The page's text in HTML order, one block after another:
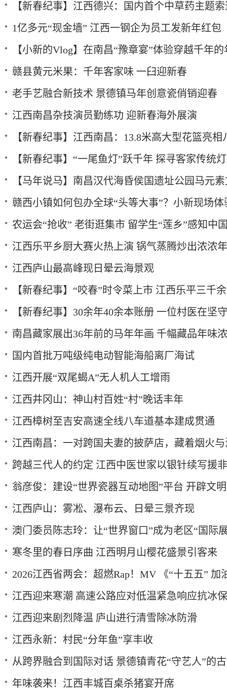
【新春纪事】江西德兴：国内首个中草药主题
1亿多元“现金墙” 江西一钢企为员工发新年红包
【小新的Vlog】在南昌“豫章宴”体验穿越千年
赣县黄元米果：千年客家味 一臼迎新春
老手艺融合新技术 景德镇马年创意瓷俏销迎春
江西南昌杂技演员勤练功 迎新春海外展演
【新春纪事】江西南昌：13.8米高大型花篮亮
【新春纪事】“一尾鱼灯”跃千年 探寻客家传统
【马年说马】南昌汉代海昏侯国遗址公园马元
赣西小镇如何包办全球“头等大事”？小新现场体
农运会“抢收” 老街逛集市 留学生“莲乡”感知中
江西乐平乡厨大赛火热上演 锅气蒸腾炒出浓浓
江西庐山最高峰现日晕云海景观
【新春纪事】“咬春”时令菜上市 江西乐平三千
【新春纪事】30余年40余本账册 一位村医在坚
南昌藏家展出36年前的马年年画 千幅藏品年味
国内首批万吨级纯电动智能海船离厂海试
江西开展“双尾蝎A”无人机人工增雨
江西井冈山：神山村百姓“村”晚话丰年
江西樟树至吉安高速全线八车道基本建成贯通
江西南昌：一对跨国夫妻的披萨店，藏着烟火
跨越三代人的约定 江西中医世家以银针续写援
翁彦俊：建设“世界瓷器互动地图”平台 开辟文
江西庐山：雾凇、瀑布云、日晕三景齐现
澳门委员陈志玲：让“世界窗口”成为老区“国际
寒冬里的春日序曲 江西明月山樱花盛景引客来
2026江西省两会：超燃Rap！MV 《“十五五” 加
江西迎来寒潮 高速公路应对低温紧急响应抗冰
江西迎来剧烈降温 庐山进行清雪除冰防滑
江西永新：村民“分年鱼”享丰收
从跨界融合到国际对话 景德镇青花“守艺人”的
年味袭来！江西丰城百桌杀猪宴开席